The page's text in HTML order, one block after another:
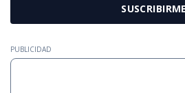
SUSCRIBIRME
PUBLICIDAD